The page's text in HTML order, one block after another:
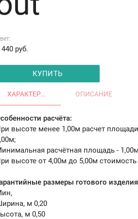
440руб.
КУПИТЬ
ХАРАКТЕРИСТИКИ ОПИСАНИЕ
расчёта:
высоте менее 1,00м расчет
расчётная площадь -
высоте от 4,00м до 5,00м
размеры готового
м 0,20
м 0,50